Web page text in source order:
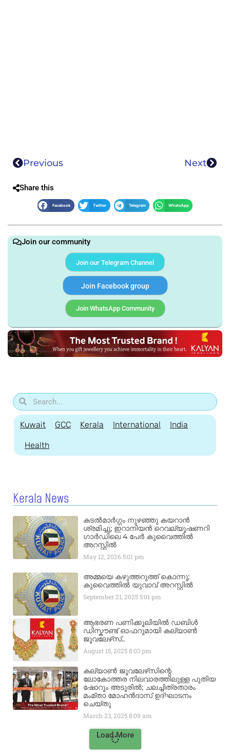
Previous Next
Share this
Facebook Twitter Telegram WhatsApp
Join our community
Join our Telegram Channel
Join Facebook group
Join WhatsApp Community
Kuwait GCC Kerala International India
Health
Kerala News
കടൽമാർഗ്ഗം നുഴഞ്ഞു കയറാൻ
ശ്രമിച്ചു; ഇറാനിയൻ റെവല്യൂഷണറി
ഗാർഡിലെ 4 പേർ കുവൈത്തിൽ
അറസ്റ്റിൽ
May 12, 20265:01 pm
അമ്മയെ കഴുത്തറുത്ത് കൊന്നു;
കുവൈത്തിൽ യുവാവ് അറസ്റ്റിൽ
September 21, 20255:01 pm
ആഭരണ പണിക്കൂലിയിൽ ഡബിൾ
ഡിസ്കൗണ്ട് ഓഫറുമായി കല്യാൺ
ജൂവലേഴ്‌സ്..
August 15, 20258:03 pm
കല്യാൺ ജൂവലേഴ്‌സിന്റെ
ലോകോത്തര നിലവാരത്തിലുള്ള പുതിയ
ഷോറൂം അടൂരിൽ; ചലച്ചിത്രതാരം
മംമ്താ മോഹൻദാസ് ഉദ്ഘാടനം
ചെയ്‌തു
March 23, 20258:09 am
Load More